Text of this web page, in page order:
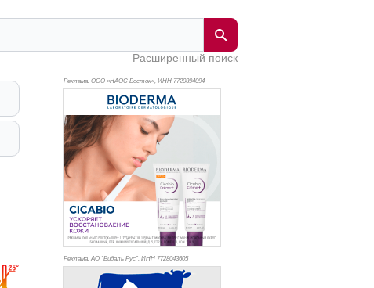
Расширенный поиск
Реклама. ООО «НАОС Восток», ИНН 7720394094
Реклама. АО "Видаль Рус", ИНН 7728043605